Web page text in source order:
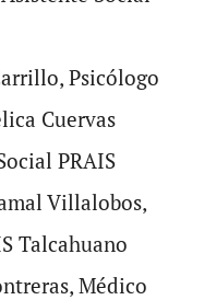
Psicólogo
Cuervas
PRAIS
Villalobos,
Talcahuano
Médico